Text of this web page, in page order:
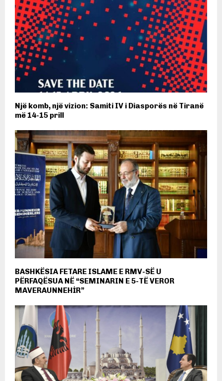
Një komb, një vizion: Samiti IV i Diasporës në Tiranë
më 14-15 prill
BASHKËSIA FETARE ISLAME E RMV-SË U
PËRFAQËSUA NË “SEMINARIN E 5-TË VEROR
MAVERAUNNEHİR”